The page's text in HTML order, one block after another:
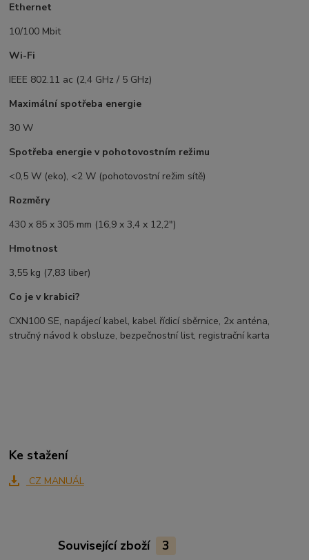
Ethernet
10/100 Mbit
Wi-Fi
IEEE 802.11 ac (2,4 GHz / 5 GHz)
Maximální spotřeba energie
30 W
Spotřeba energie v pohotovostním režimu
<0,5 W (eko), <2 W (pohotovostní režim sítě)
Rozměry
430 x 85 x 305 mm (16,9 x 3,4 x 12,2")
Hmotnost
3,55 kg (7,83 liber)
Co je v krabici?
CXN100 SE, napájecí kabel, kabel řídicí sběrnice, 2x anténa,
stručný návod k obsluze, bezpečnostní list, registrační karta
Ke stažení
CZ MANUÁL
Související zboží 3